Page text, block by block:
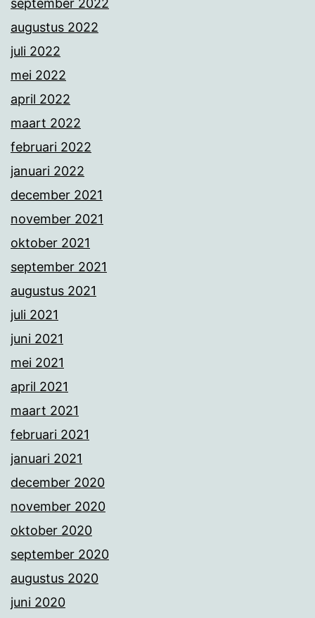
september 2022
augustus 2022
juli 2022
mei 2022
april 2022
maart 2022
februari 2022
januari 2022
december 2021
november 2021
oktober 2021
september 2021
augustus 2021
juli 2021
juni 2021
mei 2021
april 2021
maart 2021
februari 2021
januari 2021
december 2020
november 2020
oktober 2020
september 2020
augustus 2020
juni 2020